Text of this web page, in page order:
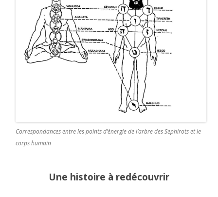
Correspondances entre les points d’énergie de l’arbre des Sephirots et le
corps humain
Une histoire à redécouvrir